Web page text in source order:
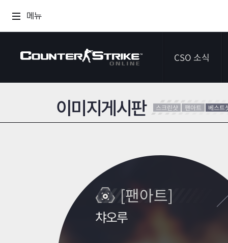
메뉴
CSO 소식
공지사항
이미지게시판 스크린샷 팬아트 베스트
[팬아트]
챠오루